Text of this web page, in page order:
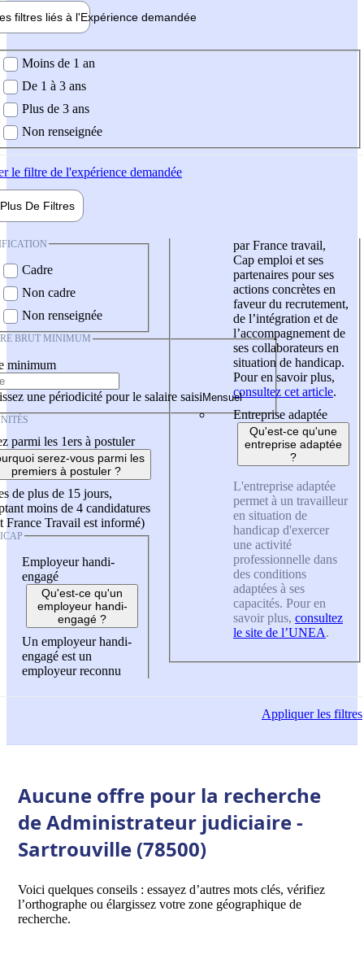
filtres liés à l'Expérience demandée
demandée
Moins de 1 an
De 1 à 3 ans
Plus de 3 ans
Non renseignée
le filtre de l'expérience demandée
Plus De Filtres
Cadre
Non cadre
Non renseignée
BRUT MINIMUM
minimum
une périodicité pour le salaire saisi
parmi les 1ers à postuler
serez-vous parmi les
premiers à postuler ?
de plus de 15 jours,
moins de 4 candidatures
France Travail est informé)
Employeur handi-
engagé
Qu'est-ce qu'un
employeur handi-
engagé ?
Un employeur handi-
engagé est un
employeur reconnu
par France travail,
Cap emploi et ses
partenaires pour ses
actions concrètes en
faveur du recrutement,
de l’intégration et de
l’accompagnement de
ses collaborateurs en
situation de handicap.
Pour en savoir plus,
consultez cet article.
Entreprise adaptée
Qu'est-ce qu'une
entreprise adaptée
?
L'entreprise adaptée
permet à un travailleur
en situation de
handicap d'exercer
une activité
professionnelle dans
des conditions
adaptées à ses
capacités. Pour en
savoir plus, consultez
le site de l’UNEA.
Appliquerles filtres
Aucune offre pour la recherche
de Administrateur judiciaire -
Sartrouville (78500)
Voici quelques conseils : essayez d’autres mots clés, vérifiez
l’orthographe ou élargissez votre zone géographique de
recherche.